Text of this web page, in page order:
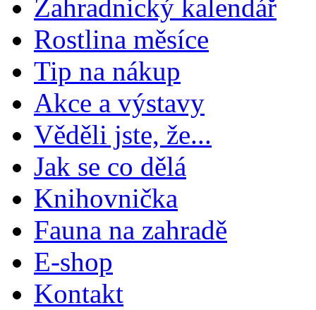
Zahradnický kalendář
Rostlina měsíce
Tip na nákup
Akce a výstavy
Věděli jste, že...
Jak se co dělá
Knihovnička
Fauna na zahradě
E-shop
Kontakt